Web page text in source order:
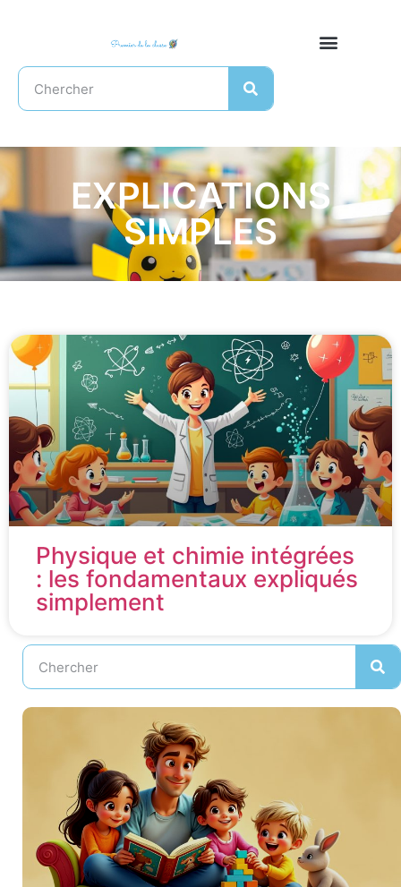
EXPLICATIONS
SIMPLES
Physique et chimie intégrées
: les fondamentaux expliqués
simplement